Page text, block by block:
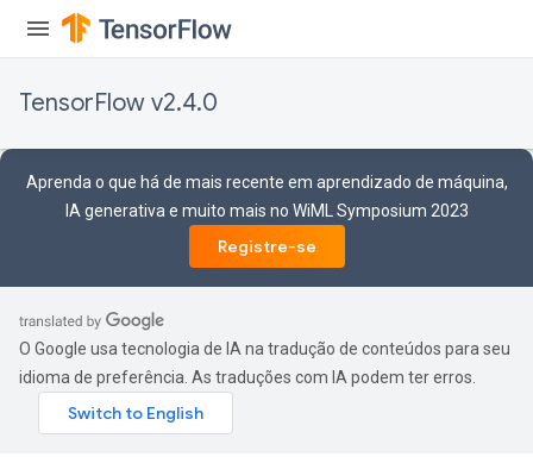
TensorFlow v2.4.0
Aprenda o que há de mais recente em aprendizado de máquina,
IA generativa e muito mais no WiML Symposium 2023
Registre-se
O Google usa tecnologia de IA na tradução de conteúdos para seu
idioma de preferência. As traduções com IA podem ter erros.